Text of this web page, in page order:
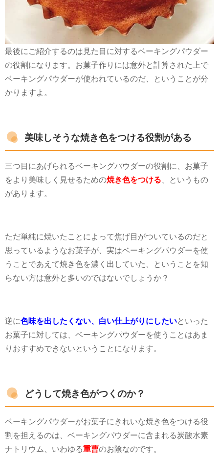
最後にご紹介するのは見た目に対するベーキングパウダー
の役割になります。お菓子作りには意外と計算された上で
ベーキングパウダーが使われているのだ、ということが分
かりますよ。
美味しそうな焼き色をつける役割がある
三つ目にあげられるベーキングパウダーの役割に、お菓子
をより美味しく見せるための焼き色をつける 、というもの
があります。
ただ単純に焼いたことによって焦げ目がついているのだと
思っているようなお菓子が、実はベーキングパウダーを使
うことであえて焼き色を濃く出していた、ということを知
らない方は意外と多いのではないでしょうか？
逆に色味を出したくない、白い仕上がりにしたいといった
お菓子に対しては、ベーキングパウダーを使うことはあま
りおすすめできないということになります。
どうして焼き色がつくのか？
ベーキングパウダーがお菓子にきれいな焼き色をつける役
割を担えるのは、ベーキングパウダーに含まれる炭酸水素
ナトリウム、いわゆる重曹のお陰なのです。